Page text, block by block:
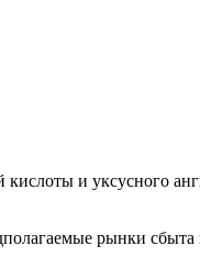
и уксусного
рынки